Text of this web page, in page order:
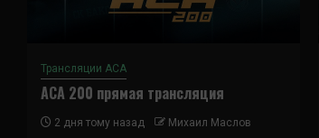
Трансляции ACA
ACA 200 прямая трансляция
2 дня тому назад Михаил Маслов